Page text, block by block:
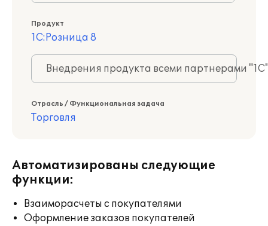
Продукт
1С:Розница 8
Внедрения продукта всеми партнерами
Отрасль / Функциональная задача
Торговля
Автоматизированы следующие
функции:
Взаиморасчеты с покупателями
Оформление заказов покупателей